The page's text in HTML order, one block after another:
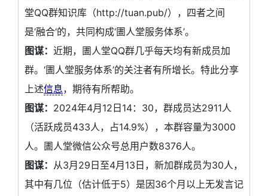
堂QQ群知识库（http://tuan.pub/），四者之间
是‘融合‘的，共同构成‘圕人堂服务体系’。
图谋： 近期，圕人堂QQ群几乎每天均有新成员加
群。‘圕人堂服务体系’的关注者有所增长。特此分享
上述信息，期待有所帮助。
图谋： 2024年4月12日14：30，群成员达2911人
（活跃成员433人，占14.9%），本群容量为3000
人。圕人堂微信公众号总用户数8376人。
图谋： 从3月29日至4月13日，新加群成员为30人，
其中有几位（估计低于5）是因36个月以上无发言记